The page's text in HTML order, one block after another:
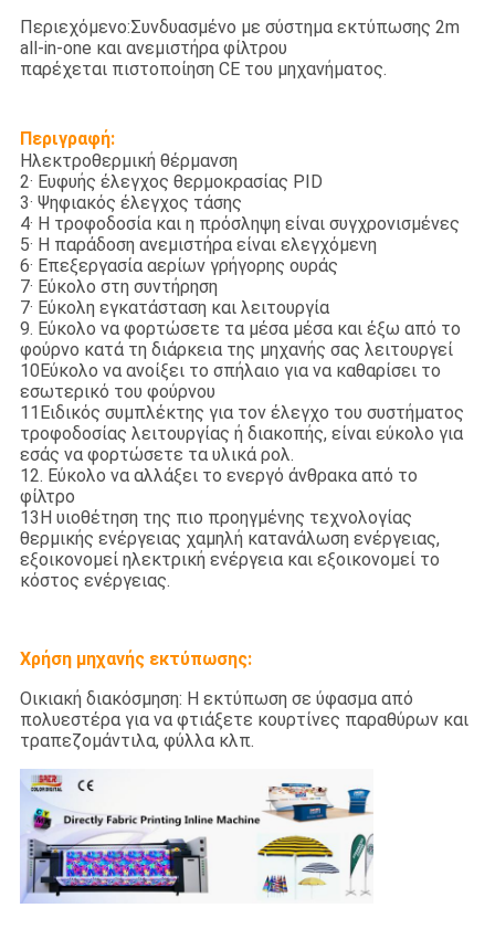
Περιεχόμενο:Συνδυασμένο με σύστημα εκτύπωσης 2m
all-in-one και ανεμιστήρα φίλτρου
παρέχεται πιστοποίηση CE του μηχανήματος.
Περιγραφή:
Ηλεκτροθερμική θέρμανση
2· Ευφυής έλεγχος θερμοκρασίας PID
3· Ψηφιακός έλεγχος τάσης
4· Η τροφοδοσία και η πρόσληψη είναι συγχρονισμένες
5· Η παράδοση ανεμιστήρα είναι ελεγχόμενη
6· Επεξεργασία αερίων γρήγορης ουράς
7· Εύκολο στη συντήρηση
7· Εύκολη εγκατάσταση και λειτουργία
9. Εύκολο να φορτώσετε τα μέσα μέσα και έξω από το
φούρνο κατά τη διάρκεια της μηχανής σας λειτουργεί
10Εύκολο να ανοίξει το σπήλαιο για να καθαρίσει το
εσωτερικό του φούρνου
11Ειδικός συμπλέκτης για τον έλεγχο του συστήματος
τροφοδοσίας λειτουργίας ή διακοπής, είναι εύκολο για
εσάς να φορτώσετε τα υλικά ρολ.
12. Εύκολο να αλλάξει το ενεργό άνθρακα από το
φίλτρο
13Η υιοθέτηση της πιο προηγμένης τεχνολογίας
θερμικής ενέργειας χαμηλή κατανάλωση ενέργειας,
εξοικονομεί ηλεκτρική ενέργεια και εξοικονομεί το
κόστος ενέργειας.
Χρήση μηχανής εκτύπωσης:
Οικιακή διακόσμηση: Η εκτύπωση σε ύφασμα από
πολυεστέρα για να φτιάξετε κουρτίνες παραθύρων και
τραπεζομάντιλα, φύλλα κλπ.